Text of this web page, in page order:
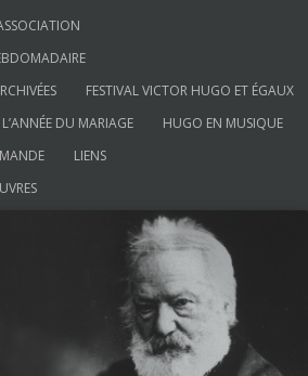
FESTIVAL VICTOR HUGO ET ÉGAUX
DU MARIAGE
HUGO EN MUSIQUE
LIENS
de Victor Hugo